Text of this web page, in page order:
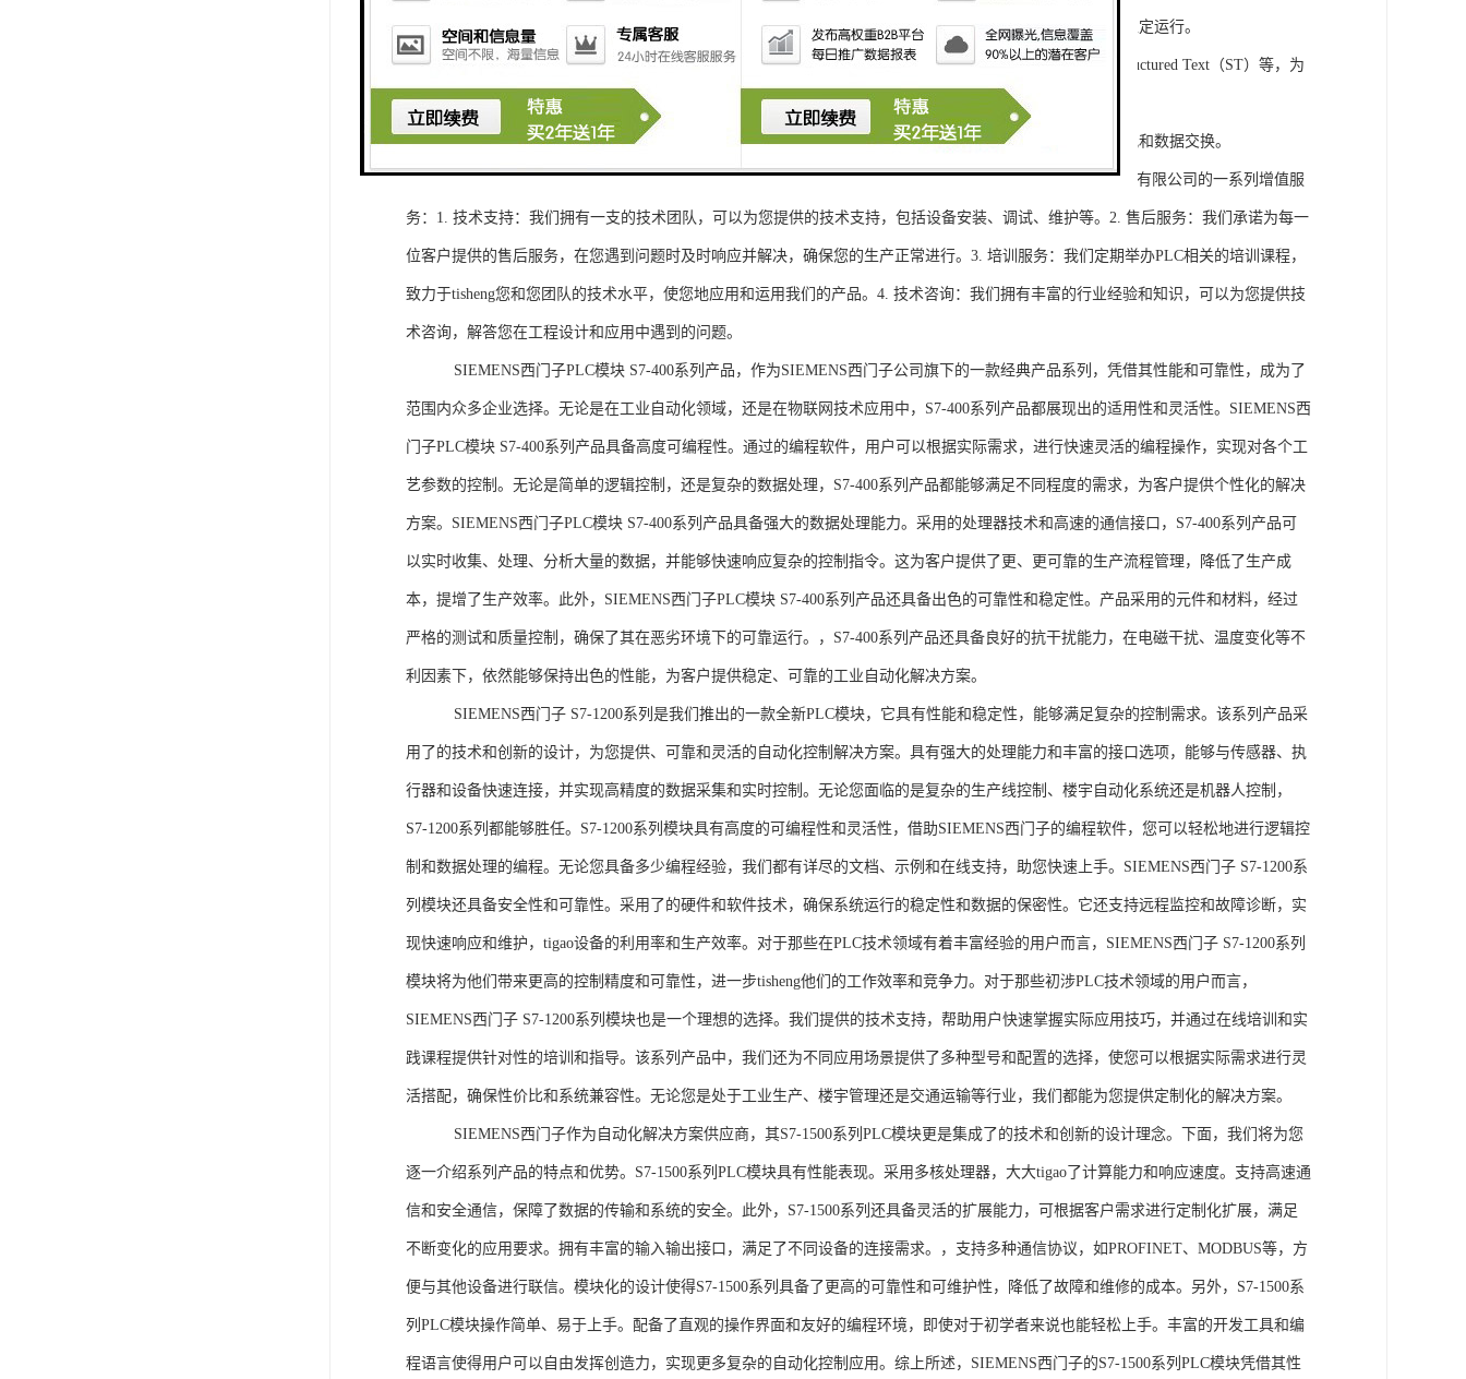
3. 高可靠性和稳定性：S7-300系列产品采用的硬件和软件技术，具有高度可靠性和稳定性，保证系统的长期稳定运行。
4. 灵活可编程：S7-300系列产品采用TIA Portal开发环境，支持多种编程语言，如Ladder Diagram（LD）、Structured Text（ST）等，为
工程师提供了更多编程选择。
5. 可靠的通讯接口：S7-300系列产品配备丰富的通讯接口，可与其他工控设备无缝集成，实现设备之间的通讯和数据交换。
购买SIEMENS西门子PLC模块S7-300系列产品，不仅获得了可靠的工控设备，还将获得浔之漫智控技术(上海)有限公司的一系列增值服
务：1. 技术支持：我们拥有一支的技术团队，可以为您提供的技术支持，包括设备安装、调试、维护等。2. 售后服务：我们承诺为每一
位客户提供的售后服务，在您遇到问题时及时响应并解决，确保您的生产正常进行。3. 培训服务：我们定期举办PLC相关的培训课程，
致力于tisheng您和您团队的技术水平，使您地应用和运用我们的产品。4. 技术咨询：我们拥有丰富的行业经验和知识，可以为您提供技
术咨询，解答您在工程设计和应用中遇到的问题。
SIEMENS西门子PLC模块 S7-400系列产品，作为SIEMENS西门子公司旗下的一款经典产品系列，凭借其性能和可靠性，成为了
范围内众多企业选择。无论是在工业自动化领域，还是在物联网技术应用中，S7-400系列产品都展现出的适用性和灵活性。SIEMENS西
门子PLC模块 S7-400系列产品具备高度可编程性。通过的编程软件，用户可以根据实际需求，进行快速灵活的编程操作，实现对各个工
艺参数的控制。无论是简单的逻辑控制，还是复杂的数据处理，S7-400系列产品都能够满足不同程度的需求，为客户提供个性化的解决
方案。SIEMENS西门子PLC模块 S7-400系列产品具备强大的数据处理能力。采用的处理器技术和高速的通信接口，S7-400系列产品可
以实时收集、处理、分析大量的数据，并能够快速响应复杂的控制指令。这为客户提供了更、更可靠的生产流程管理，降低了生产成
本，提增了生产效率。此外，SIEMENS西门子PLC模块 S7-400系列产品还具备出色的可靠性和稳定性。产品采用的元件和材料，经过
严格的测试和质量控制，确保了其在恶劣环境下的可靠运行。，S7-400系列产品还具备良好的抗干扰能力，在电磁干扰、温度变化等不
利因素下，依然能够保持出色的性能，为客户提供稳定、可靠的工业自动化解决方案。
SIEMENS西门子 S7-1200系列是我们推出的一款全新PLC模块，它具有性能和稳定性，能够满足复杂的控制需求。该系列产品采
用了的技术和创新的设计，为您提供、可靠和灵活的自动化控制解决方案。具有强大的处理能力和丰富的接口选项，能够与传感器、执
行器和设备快速连接，并实现高精度的数据采集和实时控制。无论您面临的是复杂的生产线控制、楼宇自动化系统还是机器人控制，
S7-1200系列都能够胜任。S7-1200系列模块具有高度的可编程性和灵活性，借助SIEMENS西门子的编程软件，您可以轻松地进行逻辑控
制和数据处理的编程。无论您具备多少编程经验，我们都有详尽的文档、示例和在线支持，助您快速上手。SIEMENS西门子 S7-1200系
列模块还具备安全性和可靠性。采用了的硬件和软件技术，确保系统运行的稳定性和数据的保密性。它还支持远程监控和故障诊断，实
现快速响应和维护，tigao设备的利用率和生产效率。对于那些在PLC技术领域有着丰富经验的用户而言，SIEMENS西门子 S7-1200系列
模块将为他们带来更高的控制精度和可靠性，进一步tisheng他们的工作效率和竞争力。对于那些初涉PLC技术领域的用户而言，
SIEMENS西门子 S7-1200系列模块也是一个理想的选择。我们提供的技术支持，帮助用户快速掌握实际应用技巧，并通过在线培训和实
践课程提供针对性的培训和指导。该系列产品中，我们还为不同应用场景提供了多种型号和配置的选择，使您可以根据实际需求进行灵
活搭配，确保性价比和系统兼容性。无论您是处于工业生产、楼宇管理还是交通运输等行业，我们都能为您提供定制化的解决方案。
SIEMENS西门子作为自动化解决方案供应商，其S7-1500系列PLC模块更是集成了的技术和创新的设计理念。下面，我们将为您
逐一介绍系列产品的特点和优势。S7-1500系列PLC模块具有性能表现。采用多核处理器，大大tigao了计算能力和响应速度。支持高速通
信和安全通信，保障了数据的传输和系统的安全。此外，S7-1500系列还具备灵活的扩展能力，可根据客户需求进行定制化扩展，满足
不断变化的应用要求。拥有丰富的输入输出接口，满足了不同设备的连接需求。，支持多种通信协议，如PROFINET、MODBUS等，方
便与其他设备进行联信。模块化的设计使得S7-1500系列具备了更高的可靠性和可维护性，降低了故障和维修的成本。另外，S7-1500系
列PLC模块操作简单、易于上手。配备了直观的操作界面和友好的编程环境，即使对于初学者来说也能轻松上手。丰富的开发工具和编
程语言使得用户可以自由发挥创造力，实现更多复杂的自动化控制应用。综上所述，SIEMENS西门子的S7-1500系列PLC模块凭借其性